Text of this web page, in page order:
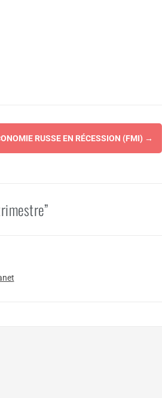
RUSSE EN RÉCESSION (FMI) →